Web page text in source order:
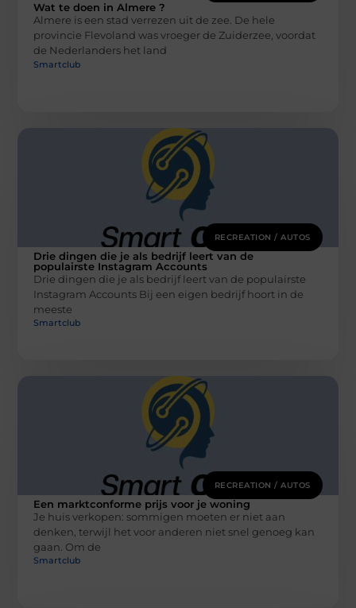
Wat te doen in Almere ?
Almere is een stad verrezen uit de zee. De hele
provincie Flevoland was vroeger de Zuiderzee, voordat
de Nederlanders het land
Smartclub
RECREATION / AUTOS
Drie dingen die je als bedrijf leert van de
populairste Instagram Accounts
Drie dingen die je als bedrijf leert van de populairste
Instagram Accounts Bij een eigen bedrijf hoort in de
meeste
Smartclub
RECREATION / AUTOS
Een marktconforme prijs voor je woning
Je huis verkopen: sommigen moeten er niet aan
denken, terwijl het voor anderen niet snel genoeg kan
gaan. Om de
Smartclub